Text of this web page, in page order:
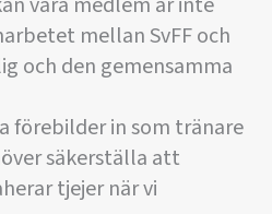
mellan SvFF och
och den gemensamma
förebilder in som tränare
säkerställa att
tjejer när vi